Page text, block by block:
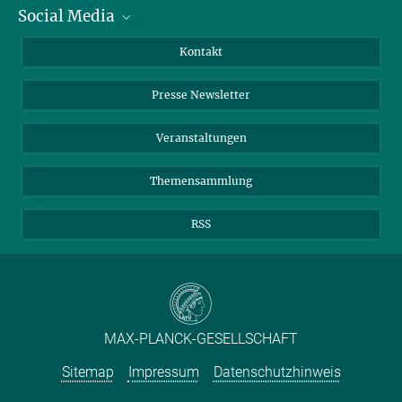
Zahlen und Fakten
Meldestelle Fehlverhalten
Bluesky
TikTok
Social Media
Instagram
YouTube
Kontakt
Presse Newsletter
Veranstaltungen
Themensammlung
RSS
MAX-PLANCK-GESELLSCHAFT
Sitemap
Impressum Datenschutzhinweis